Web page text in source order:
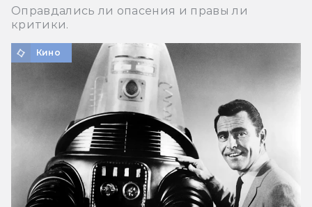
Оправдались ли опасения и правы ли
критики.
Кино